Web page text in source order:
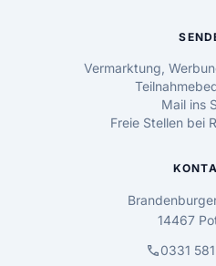
Vermarktung,
Mail ins
Freie Stellen bei
14467
call0331